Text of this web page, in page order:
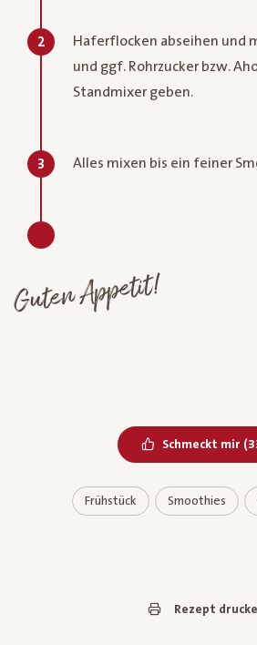
2
Haferflocken abseihen und
und ggf. Rohrzucker bzw.
Standmixer geben.
3 Alles mixen bis ein feiner
Guten Appetit!
Schmeckt mir (
Frühstück Smoothies
Rezept